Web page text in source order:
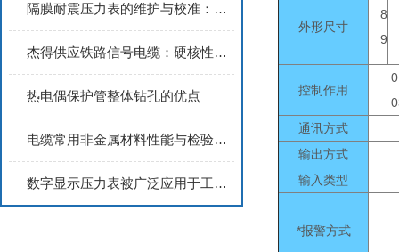
隔膜耐震压力表的维护与校准：延长使用寿命并保障测量精度的实用指南
杰得供应铁路信号电缆：硬核性能铸就轨道通信可靠保障
热电偶保护管整体钻孔的优点
电缆常用非金属材料性能与检验方法介绍
数字显示压力表被广泛应用于工业领域中
外形尺寸
8
9
控制作用
通讯方式
输出方式
输入类型
*报警方式